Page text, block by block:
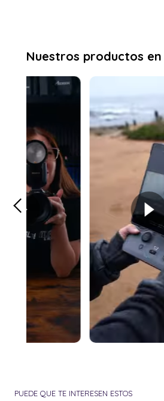
PUEDE QUE TE INTERESEN ESTOS